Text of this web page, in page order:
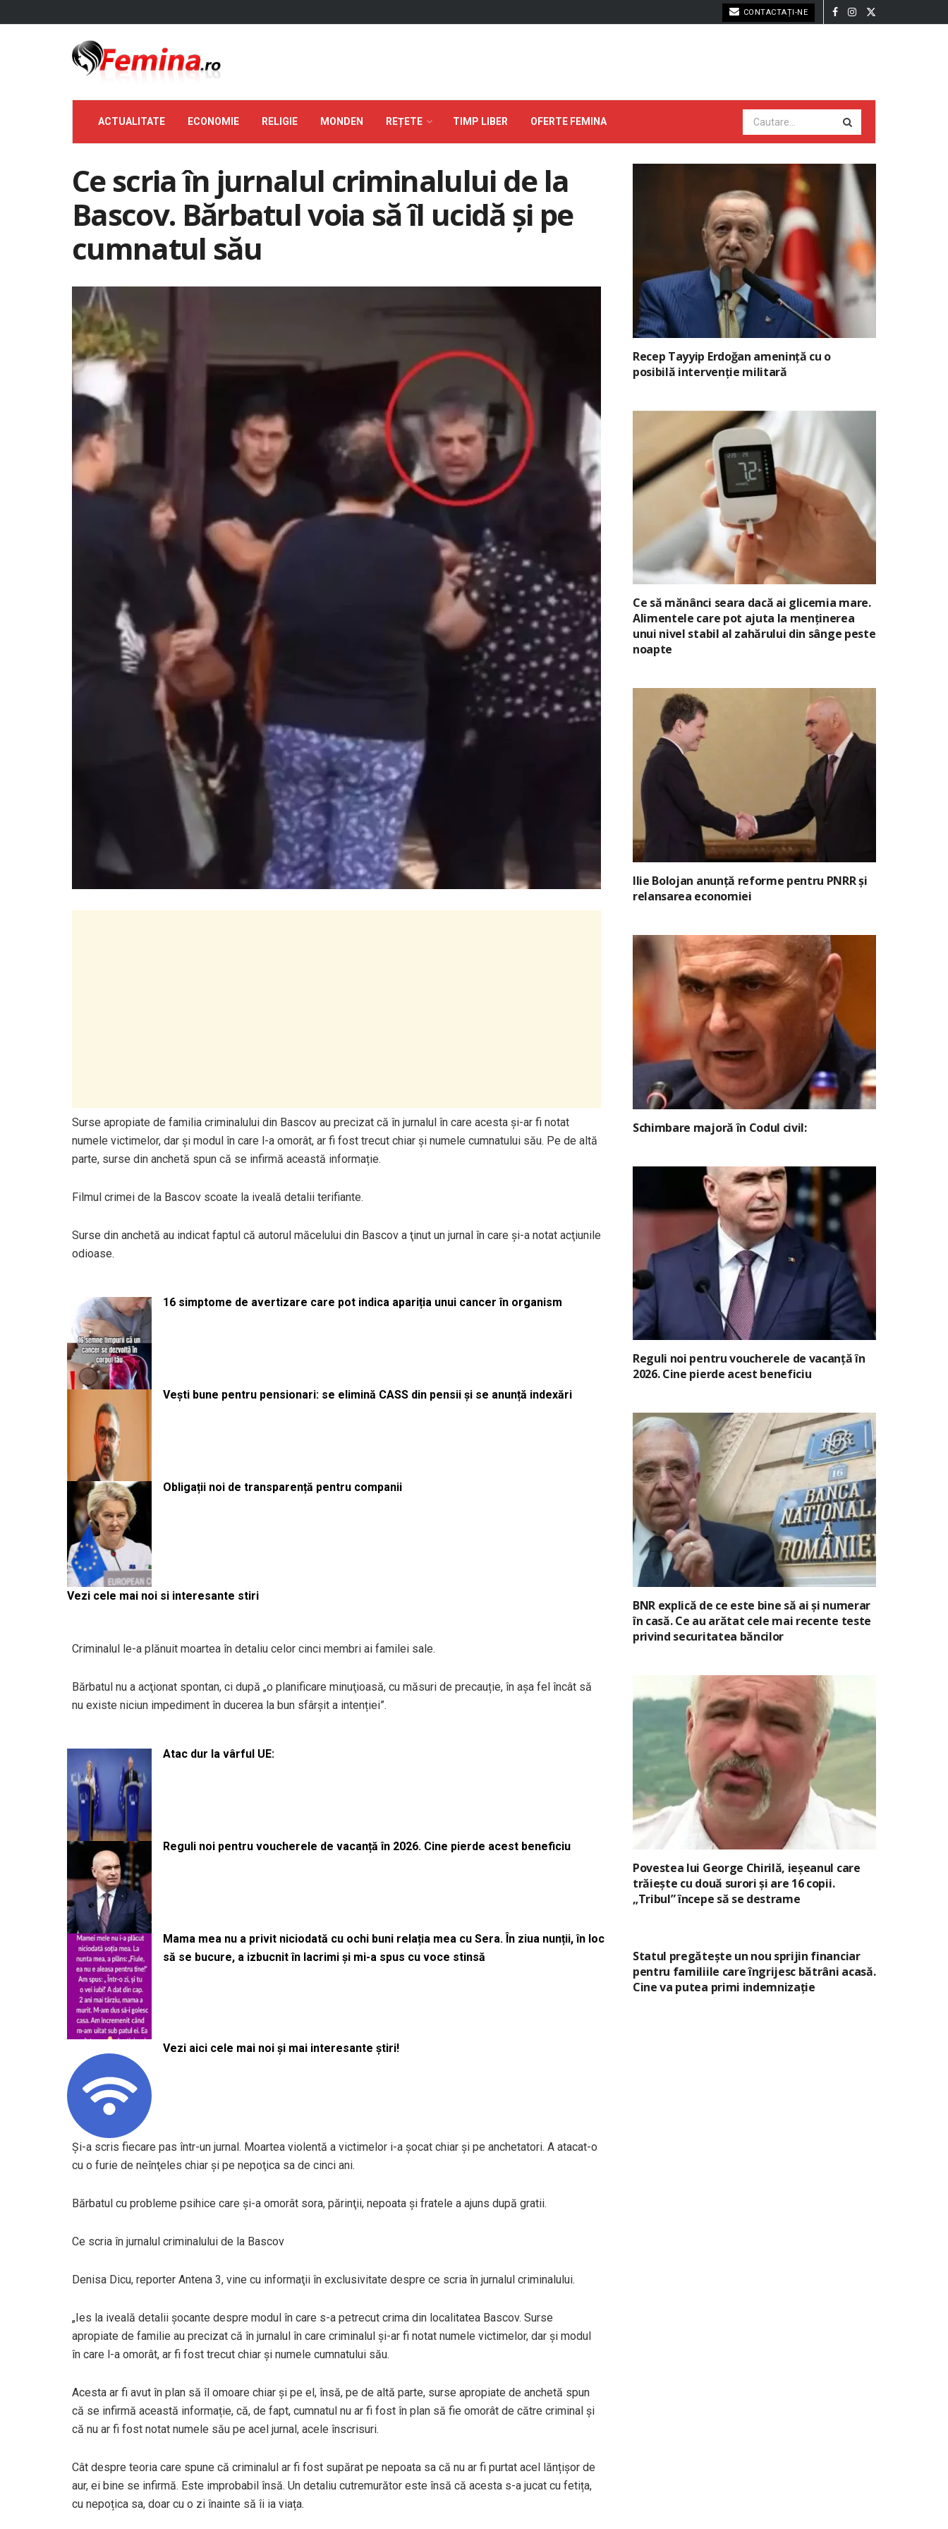
CONTACTAȚI-NE
ACTUALITATE ECONOMIE RELIGIE MONDEN REȚETE TIMP LIBER OFERTE FEMINA
Ce scria în jurnalul criminalului de la
Bascov. Bărbatul voia să îl ucidă şi pe
cumnatul său
Surse apropiate de familia criminalului din Bascov au precizat că în jurnalul în care acesta și-ar fi notat
numele victimelor, dar și modul în care l-a omorât, ar fi fost trecut chiar și numele cumnatului său. Pe de altă
parte, surse din anchetă spun că se infirmă această informație.
Filmul crimei de la Bascov scoate la iveală detalii terifiante.
Surse din anchetă au indicat faptul că autorul măcelului din Bascov a ţinut un jurnal în care şi-a notat acţiunile
odioase.
16 simptome de avertizare care pot indica apariția unui cancer în organism
Vești bune pentru pensionari: se elimină CASS din pensii și se anunță indexări
Obligații noi de transparență pentru companii
Vezi cele mai noi si interesante stiri
Criminalul le-a plănuit moartea în detaliu celor cinci membri ai familei sale.
Bărbatul nu a acţionat spontan, ci după „o planificare minuţioasă, cu măsuri de precauție, în așa fel încât să
nu existe niciun impediment în ducerea la bun sfârșit a intenției”.
Atac dur la vârful UE:
Reguli noi pentru voucherele de vacanță în 2026. Cine pierde acest beneficiu
Mama mea nu a privit niciodată cu ochi buni relația mea cu Sera. În ziua nunții, în loc
să se bucure, a izbucnit în lacrimi și mi-a spus cu voce stinsă
Vezi aici cele mai noi și mai interesante știri!
Şi-a scris fiecare pas într-un jurnal. Moartea violentă a victimelor i-a şocat chiar şi pe anchetatori. A atacat-o
cu o furie de neînţeles chiar şi pe nepoţica sa de cinci ani.
Bărbatul cu probleme psihice care şi-a omorât sora, părinţii, nepoata şi fratele a ajuns după gratii.
Ce scria în jurnalul criminalului de la Bascov
Denisa Dicu, reporter Antena 3, vine cu informaţii în exclusivitate despre ce scria în jurnalul criminalului.
„Ies la iveală detalii șocante despre modul în care s-a petrecut crima din localitatea Bascov. Surse
apropiate de familie au precizat că în jurnalul în care criminalul și-ar fi notat numele victimelor, dar și modul
în care l-a omorât, ar fi fost trecut chiar și numele cumnatului său.
Acesta ar fi avut în plan să îl omoare chiar și pe el, însă, pe de altă parte, surse apropiate de anchetă spun
că se infirmă această informație, că, de fapt, cumnatul nu ar fi fost în plan să fie omorât de către criminal și
că nu ar fi fost notat numele său pe acel jurnal, acele înscrisuri.
Cât despre teoria care spune că criminalul ar fi fost supărat pe nepoata sa că nu ar fi purtat acel lănțișor de
aur, ei bine se infirmă. Este improbabil însă. Un detaliu cutremurător este însă că acesta s-a jucat cu fetița,
cu nepoțica sa, doar cu o zi înainte să îi ia viața.
Recep Tayyip Erdoğan amenință cu o
posibilă intervenție militară
Ce să mănânci seara dacă ai glicemia mare.
Alimentele care pot ajuta la menținerea
unui nivel stabil al zahărului din sânge peste
noapte
Ilie Bolojan anunță reforme pentru PNRR și
relansarea economiei
Schimbare majoră în Codul civil:
Reguli noi pentru voucherele de vacanță în
2026. Cine pierde acest beneficiu
BNR explică de ce este bine să ai și numerar
în casă. Ce au arătat cele mai recente teste
privind securitatea băncilor
Povestea lui George Chirilă, ieșeanul care
trăiește cu două surori și are 16 copii.
„Tribul” începe să se destrame
Statul pregătește un nou sprijin financiar
pentru familiile care îngrijesc bătrâni acasă.
Cine va putea primi indemnizație